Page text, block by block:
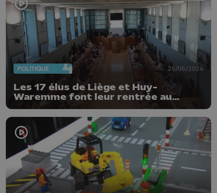
POLITIQUE 25/06/2024
Les 17 élus de Liège et Huy-
Waremme font leur rentrée au
Parlement wallon